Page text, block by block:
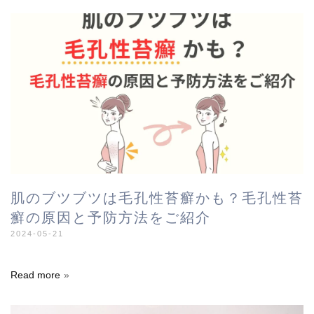
肌のブツブツは毛孔性苔癬かも？毛孔性苔
癬の原因と予防方法をご紹介
2024-05-21
Read more